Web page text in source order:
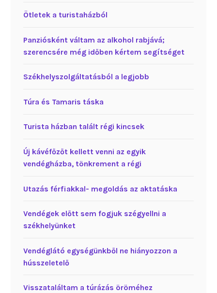
Ötletek a turistaházból
Panziósként váltam az alkohol rabjává;
szerencsére még időben kértem segítséget
Székhelyszolgáltatásból a legjobb
Túra és Tamaris táska
Turista házban talált régi kincsek
Új kávéfőzőt kellett venni az egyik
vendégházba, tönkrement a régi
Utazás férfiakkal- megoldás az aktatáska
Vendégek előtt sem fogjuk szégyellni a
székhelyünket
Vendéglátó egységünkből ne hiányozzon a
hússzeletelő
Visszataláltam a túrázás öröméhez